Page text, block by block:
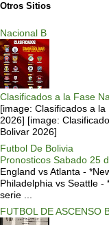
Otros Sitios
Nacional B
Clasificados a la Fase
[image: Clasificados a
2026] [image:
Bolivar 2026]
Futbol De Bolivia
Pronosticos Sabado 25
England vs Atlanta -
Philadelphia vs Seattle
serie ...
FUTBOL DE ASCENSO